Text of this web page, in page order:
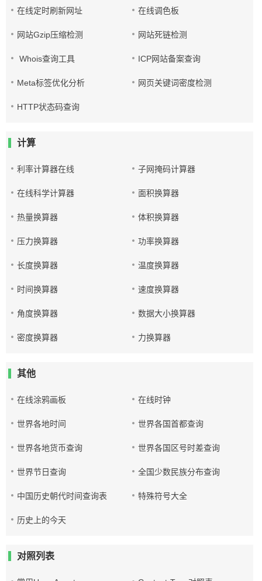
在线定时刷新网址 在线调色板
网站Gzip压缩检测 网站死链检测
Whois查询工具 ICP网站备案查询
Meta标签优化分析 网页关键词密度检测
HTTP状态码查询
计算
利率计算器在线 子网掩码计算器
在线科学计算器 面积换算器
热量换算器 体积换算器
压力换算器 功率换算器
长度换算器 温度换算器
时间换算器 速度换算器
角度换算器 数据大小换算器
密度换算器 力换算器
其他
在线涂鸦画板 在线时钟
世界各地时间 世界各国首都查询
世界各地货币查询 世界各国区号时差查询
世界节日查询 全国少数民族分布查询
中国历史朝代时间查询表 特殊符号大全
历史上的今天
对照列表